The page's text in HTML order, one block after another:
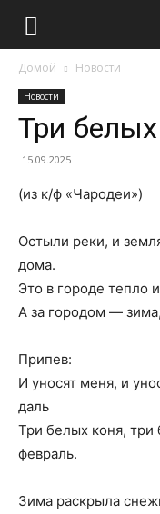
Домой Новости
Новости
Три
15.09.2025
(из к/ф «Чародеи»)
Остыли реки, и
дома.
Это в городе тепло
А за городом —
Припев:
И уносят меня, и
даль
Три белых коня, три
февраль.
Зима раскрыла